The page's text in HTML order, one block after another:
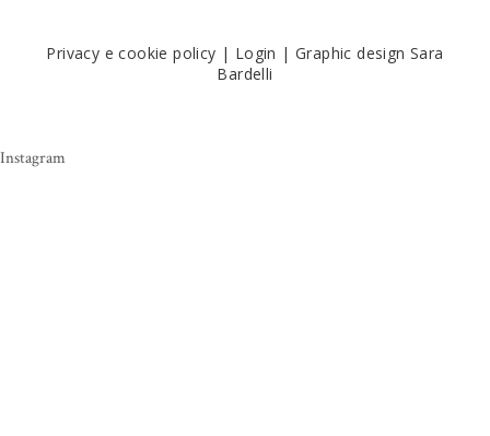
Privacy e cookie policy | Login | Graphic design Sara
Bardelli
Instagram